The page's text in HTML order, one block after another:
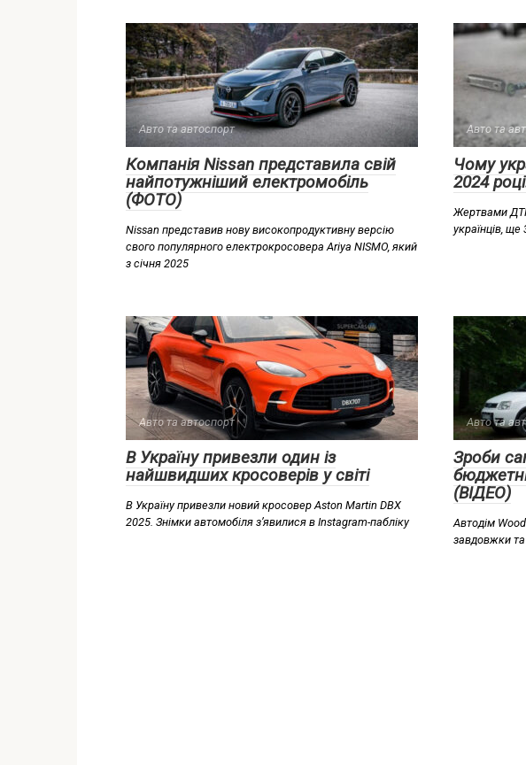
Авто та автоспорт
Компанія Nissan представила свій
найпотужніший електромобіль
(ФОТО)
Nissan представив нову високопродуктивну версію
свого популярного електрокросовера Ariya NISMO, який
з січня 2025
Авто та
Чому
2024
Жертвами
українців, ще
Авто та автоспорт
В Україну привезли один із
найшвидших кросоверів у світі
В Україну привезли новий кросовер Aston Martin DBX
2025. Знімки автомобіля з’явилися в Instagram-пабліку
Авто та
Зроби
(ВІДЕО)
Автодім
завдовжки